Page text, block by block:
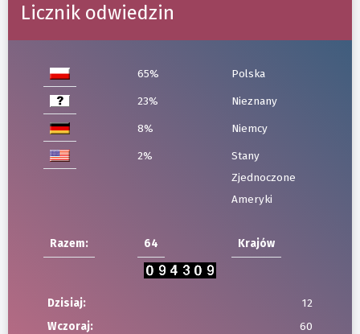
Licznik odwiedzin
65%
Polska
23%
Nieznany
8%
Niemcy
2%
Stany
Zjednoczone
Ameryki
Razem: 64 Krajów
Dzisiaj:
12
Wczoraj:
60